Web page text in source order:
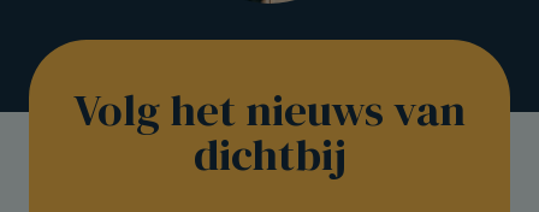
Volg het nieuws van
dichtbij